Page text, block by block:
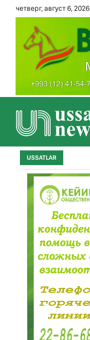
четверг, август 6, 2026
USSATLAR